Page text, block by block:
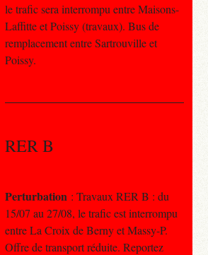
le trafic sera interrompu entre Maisons-
Laffitte et Poissy (travaux). Bus de
remplacement entre Sartrouville et
Poissy.
RER B
Perturbation : Travaux RER B : du
15/07 au 27/08, le trafic est interrompu
entre La Croix de Berny et Massy-P.
Offre de transport réduite. Reportez